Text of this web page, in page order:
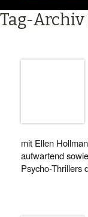
Tag-Archiv
mit Ellen
aufwartend
Psycho-Thrillers